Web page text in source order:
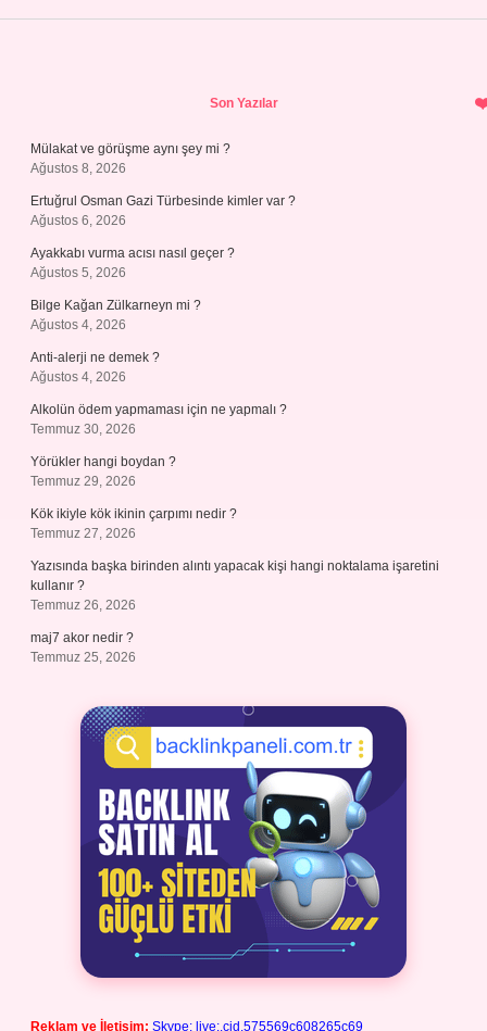
Son Yazılar
Mülakat ve görüşme aynı şey mi ?
Ağustos 8, 2026
Ertuğrul Osman Gazi Türbesinde kimler var ?
Ağustos 6, 2026
Ayakkabı vurma acısı nasıl geçer ?
Ağustos 5, 2026
Bilge Kağan Zülkarneyn mi ?
Ağustos 4, 2026
Anti-alerji ne demek ?
Ağustos 4, 2026
Alkolün ödem yapmaması için ne yapmalı ?
Temmuz 30, 2026
Yörükler hangi boydan ?
Temmuz 29, 2026
Kök ikiyle kök ikinin çarpımı nedir ?
Temmuz 27, 2026
Yazısında başka birinden alıntı yapacak kişi hangi noktalama işaretini
kullanır ?
Temmuz 26, 2026
maj7 akor nedir ?
Temmuz 25, 2026
Reklam ve İletişim: Skype: live:.cid.575569c608265c69